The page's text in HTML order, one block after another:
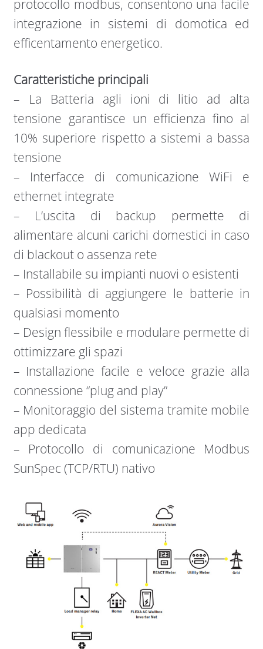
protocollo modbus, consentono una facile
integrazione in sistemi di domotica ed
efficentamento energetico.
Caratteristiche principali
– La Batteria agli ioni di litio ad alta
tensione garantisce un efficienza fino al
10% superiore rispetto a sistemi a bassa
tensione
– Interfacce di comunicazione WiFi e
ethernet integrate
– L’uscita di backup permette di
alimentare alcuni carichi domestici in caso
di blackout o assenza rete
– Installabile su impianti nuovi o esistenti
– Possibilità di aggiungere le batterie in
qualsiasi momento
– Design flessibile e modulare permette di
ottimizzare gli spazi
– Installazione facile e veloce grazie alla
connessione “plug and play”
– Monitoraggio del sistema tramite mobile
app dedicata
– Protocollo di comunicazione Modbus
SunSpec (TCP/RTU) nativo